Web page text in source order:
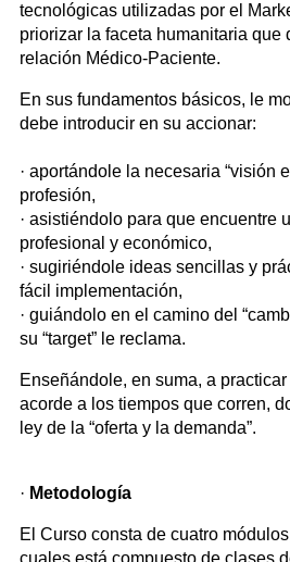
tecnológicas utilizadas por el
priorizar la faceta humanitaria que
relación Médico-Paciente.
En sus fundamentos básicos, le
debe introducir en su accionar:
· aportándole la necesaria “visión
profesión,
· asistiéndolo para que encuentre
profesional y económico,
· sugiriéndole ideas sencillas y
fácil implementación,
· guiándolo en el camino del
su “target” le reclama.
Enseñándole, en suma, a
acorde a los tiempos que corren,
ley de la “oferta y la demanda”.
· Metodología
El Curso consta de cuatro
cuales está compuesto de clases